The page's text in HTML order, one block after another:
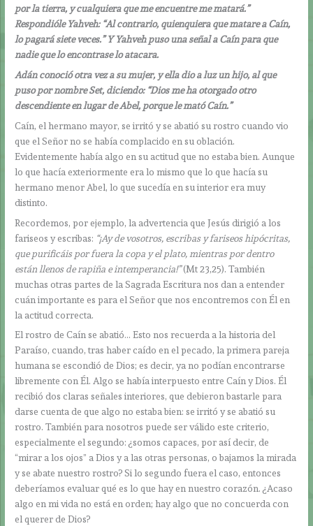
por la tierra, y cualquiera que me encuentre me matará.”
Respondióle Yahveh: “Al contrario, quienquiera que matare a Caín,
lo pagará siete veces.” Y Yahveh puso una señal a Caín para que
nadie que lo encontrase lo atacara.
Adán conoció otra vez a su mujer, y ella dio a luz un hijo, al que
puso por nombre Set, diciendo: “Dios me ha otorgado otro
descendiente en lugar de Abel, porque le mató Caín.”
Caín, el hermano mayor, se irritó y se abatió su rostro cuando vio
que el Señor no se había complacido en su oblación.
Evidentemente había algo en su actitud que no estaba bien. Aunque
lo que hacía exteriormente era lo mismo que lo que hacía su
hermano menor Abel, lo que sucedía en su interior era muy
distinto.
Recordemos, por ejemplo, la advertencia que Jesús dirigió a los
fariseos y escribas: “¡Ay de vosotros, escribas y fariseos hipócritas,
que purificáis por fuera la copa y el plato, mientras por dentro
están llenos de rapiña e intemperancia!”(Mt 23,25). También
muchas otras partes de la Sagrada Escritura nos dan a entender
cuán importante es para el Señor que nos encontremos con Él en
la actitud correcta.
El rostro de Caín se abatió… Esto nos recuerda a la historia del
Paraíso, cuando, tras haber caído en el pecado, la primera pareja
humana se escondió de Dios; es decir, ya no podían encontrarse
libremente con Él. Algo se había interpuesto entre Caín y Dios. Él
recibió dos claras señales interiores, que debieron bastarle para
darse cuenta de que algo no estaba bien: se irritó y se abatió su
rostro. También para nosotros puede ser válido este criterio,
especialmente el segundo: ¿somos capaces, por así decir, de
“mirar a los ojos” a Dios y a las otras personas, o bajamos la mirada
y se abate nuestro rostro? Si lo segundo fuera el caso, entonces
deberíamos evaluar qué es lo que hay en nuestro corazón. ¿Acaso
algo en mi vida no está en orden; hay algo que no concuerda con
el querer de Dios?